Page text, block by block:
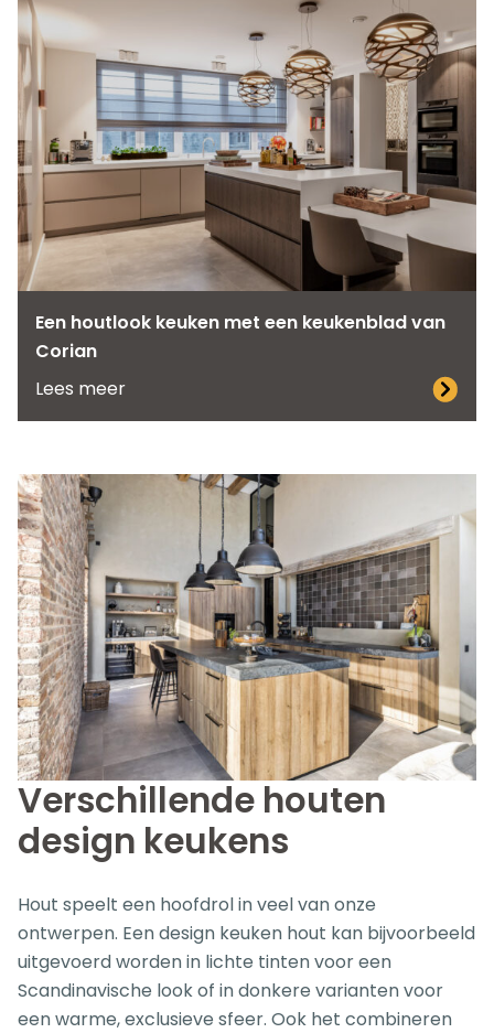
Een houtlook keuken met een keukenblad van
Corian
Lees meer
Verschillende houten
design keukens
Hout speelt een hoofdrol in veel van onze
ontwerpen. Een design keuken hout kan bijvoorbeeld
uitgevoerd worden in lichte tinten voor een
Scandinavische look of in donkere varianten voor
een warme, exclusieve sfeer. Ook het combineren